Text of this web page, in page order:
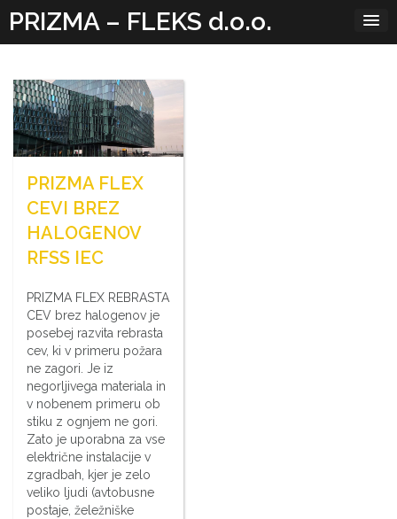
content
PRIZMA – FLEKS d.o.o.
PRIZMA FLEX
CEVI BREZ
HALOGENOV
RFSS IEC
PRIZMA FLEX REBRASTA
CEV brez halogenov je
posebej razvita rebrasta
cev, ki v primeru požara
ne zagori. Je iz
negorljivega materiala in
v nobenem primeru ob
stiku z ognjem ne gori.
Zato je uporabna za vse
električne instalacije v
zgradbah, kjer je zelo
veliko ljudi (avtobusne
postaje, želežniške